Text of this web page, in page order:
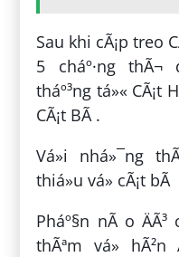
Sau khi cÃ¡p treo
5 cháº·ng thÃ¬
tháº³ng tá»« CÃ¡t
CÃ¡t BÃ .
Vá»i nhá»¯ng
thiá»u vá» cÃ¡t bÃ
Pháº§n nÃ o
thÃªm vá» hÃ²n